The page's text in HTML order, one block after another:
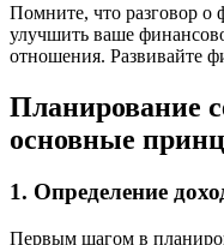
Помните, что разговор о
улучшить ваше
отношения. Развивайте
Планирование
основные
1. Определение
Первым шагом в